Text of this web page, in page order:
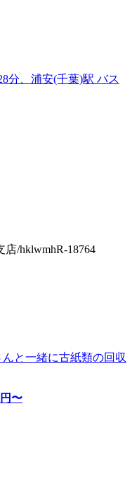
分、浦安(千葉)駅 バス
/hklwmhR-18764
と一緒に古紙類の回収
円〜